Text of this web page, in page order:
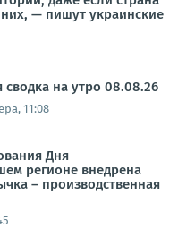
— пишут украинские
на утро 08.08.26
11:08
Дня
регионе внедрена
– производственная